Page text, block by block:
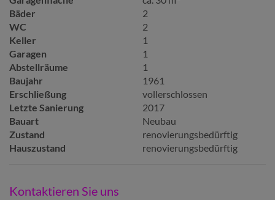
Bäder
2
WC
2
Keller
1
Garagen
1
Abstellräume
1
Baujahr
1961
Erschließung
vollerschlossen
Letzte Sanierung
2017
Bauart
Neubau
Zustand
renovierungsbedürftig
Hauszustand
renovierungsbedürftig
Kontaktieren Sie uns